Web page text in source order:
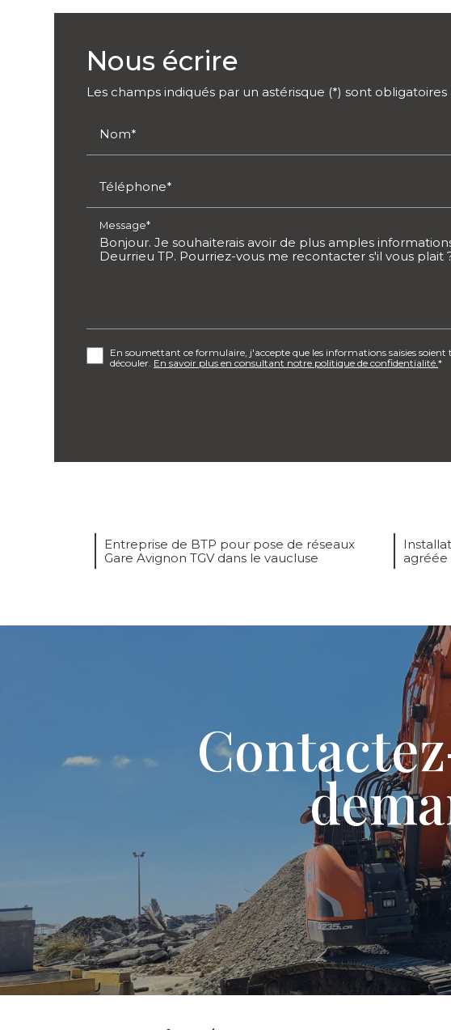
Nous écrire
Les champs indiqués par un astérisque (*) sont obligatoires
Nom*
Téléphone*
Message*
En soumettant ce formulaire, j'accepte que les informations saisies soient
découler. En savoir plus en consultant notre politique de confidentialité.*
Entreprise de BTP pour pose de réseaux
Gare Avignon TGV dans le vaucluse
agréée